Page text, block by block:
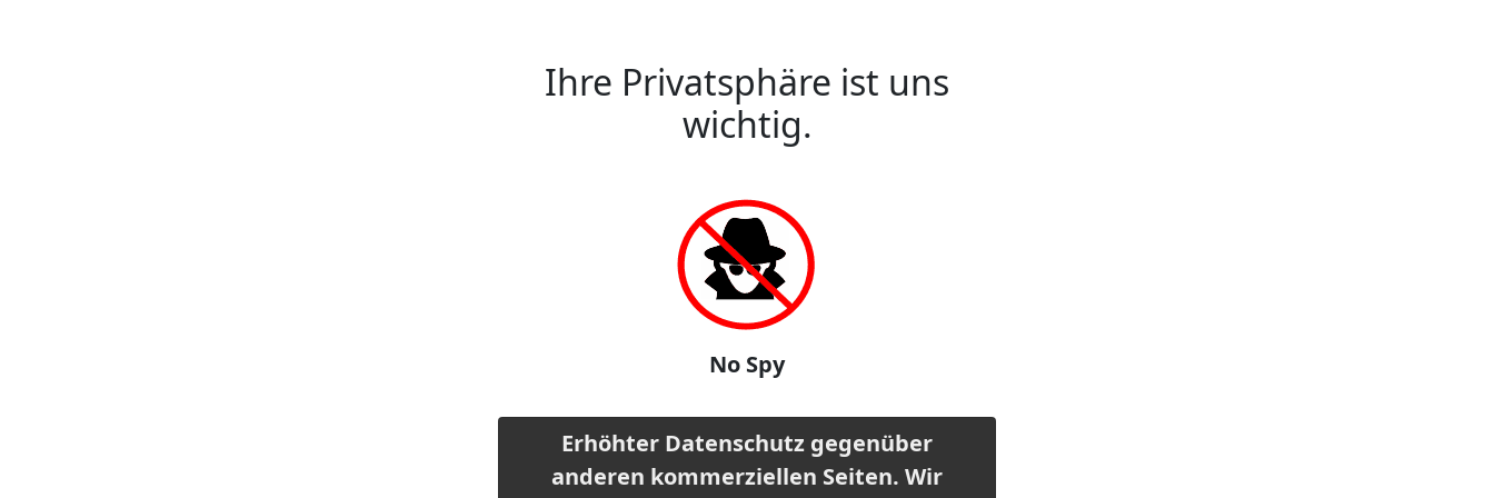
Ihre Privatsphäre ist uns
wichtig.
No Spy
Erhöhter Datenschutz gegenüber
anderen kommerziellen Seiten. Wir